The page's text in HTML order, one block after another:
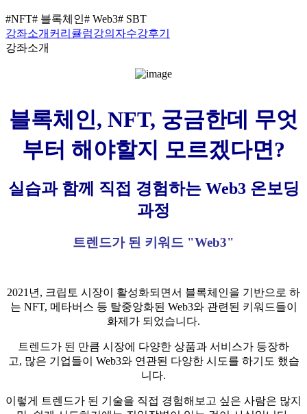
#NFT# 블록체인# Web3# SBT
강좌소개 커리큘럼강의자수강후기
강좌소개
블록체인, NFT, 궁금한데 무엇
부터 해야할지 모르겠다면?
실습과 함께 직접 경험하는 Web3 온보딩
과정
트렌드가 된 키워드 "Web3"
2021년, 크립토 시장이 활성화되면서 블록체인을 기반으로 하
는 NFT, 메타버스 등 탈중앙화된 Web3와 관련된 키워드들이
화제가 되었습니다.
트렌드가 된 만큼 시장에 다양한 상품과 서비스가 등장하
고, 많은 기업들이 Web3와 연관된 다양한 시도를 하기도 했습
니다.
이렇게 트렌드가 된 기술을 직접 경험해보고 싶은 사람은 많지